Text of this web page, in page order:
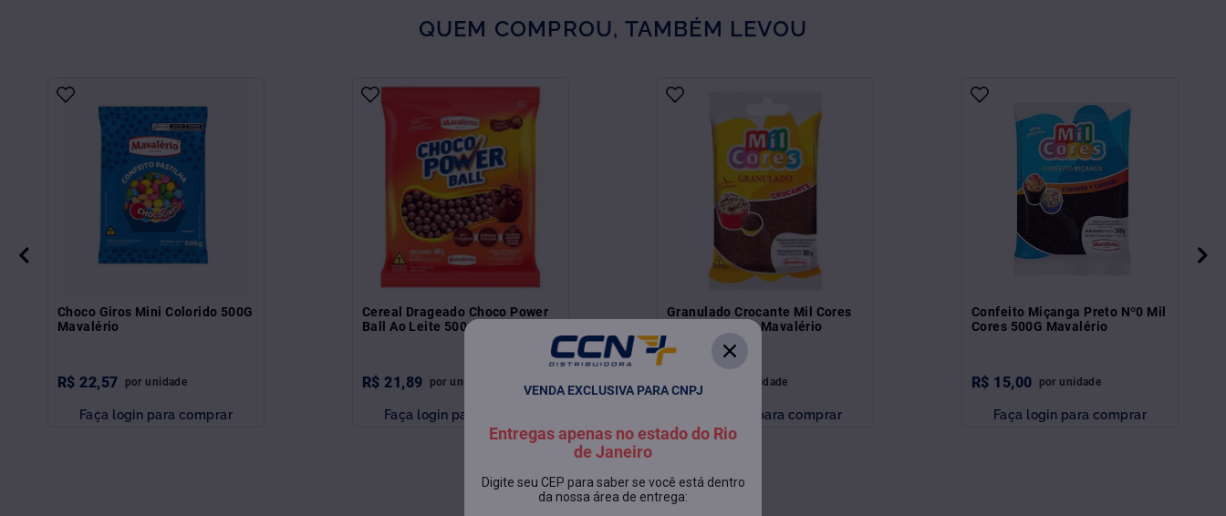
VENDA EXCLUSIVA PARA CNPJ
Entregas apenas no estado do Rio
de Janeiro
Digite seu CEP para saber se você está dentro
da nossa área de entrega:
QUEM COMPROU, TAMBÉM LEVOU
Choco Giros Mini Colorido 500G
Mavalério
R$ 22,57 por unidade
Faça login para comprar
Cereal Drageado Choco Power
Ball Ao Leite 500G Mavalério
R$ 21,89 por unidade
Faça login para comprar
Granulado Crocante Mil Cores
Chocolate 80G Mavalério
R$ 3 ,04 unidade
Faça login para comprar
Confeito Miçanga Preto Nº0 Mil
Cores 500G Mavalério
R$ 15,00 por unidade
Faça login para comprar